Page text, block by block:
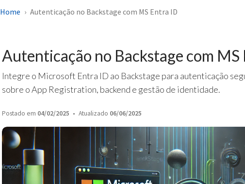
Home Autenticação no Backstage com MS Entra ID
Autenticação no Backstage com MS
Integre o Microsoft Entra ID ao Backstage para autenticação
sobre o App Registration, backend e gestão de identidade.
Postado em 04/02/2025 Atualizado 06/06/2025